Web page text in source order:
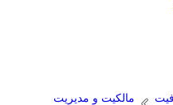
و مدیریت